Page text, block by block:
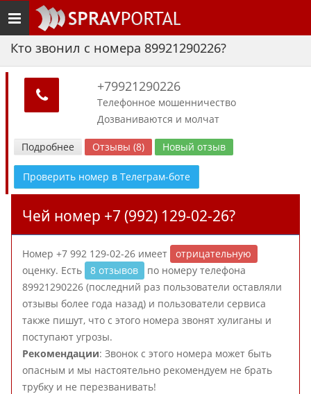
Toggle
navigation
Кто звонил с номера 89921290226?
+79921290226
Телефонное мошенничество
Дозваниваются и молчат
Подробнее Отзывы (8) Новый отзыв
Проверить номер в Телеграм-боте
Чей номер +7 (992) 129-02-26?
Номер +7 992 129-02-26 имеет
отрицательную
оценку. Есть
8 отзывов
по номеру телефона
89921290226 (последний раз пользователи оставляли
отзывы более года назад) и пользователи сервиса
также пишут, что с этого номера звонят хулиганы и
поступают угрозы.
Рекомендации: Звонок с этого номера может быть
опасным и мы настоятельно рекомендуем не брать
трубку и не перезванивать!